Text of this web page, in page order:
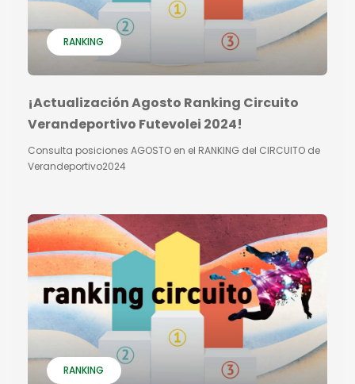
RANKING
¡Actualización Agosto Ranking Circuito
Verandeportivo Futevolei 2024!
Consulta posiciones AGOSTO en el RANKING del CIRCUITO de
Verandeportivo2024
RANKING